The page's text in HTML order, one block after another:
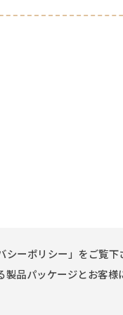
ーポリシー」をご覧下
品パッケージとお客